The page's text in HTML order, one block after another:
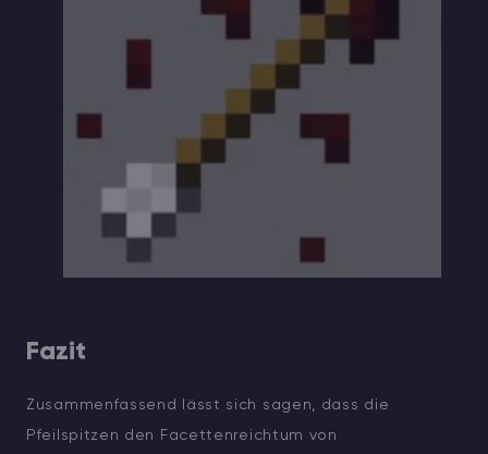
Fazit
Zusammenfassend lässt sich sagen, dass die
Pfeilspitzen den Facettenreichtum von